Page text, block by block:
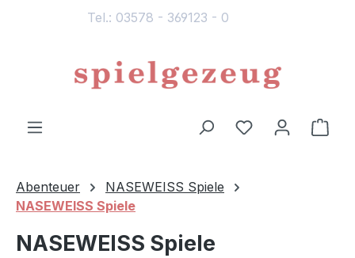
Tel.: 03578 - 369123 - 0
Du hast 0
Abenteuer
NASEWEISS Spiele
NASEWEISS Spiele
NASEWEISS Spiele